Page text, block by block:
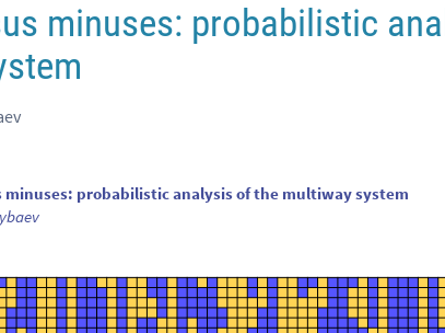
minuses: probabilistic
minuses: probabilistic analysis of the multiway system